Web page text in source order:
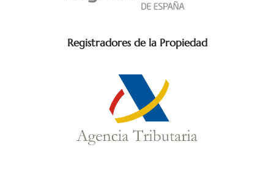
Registradores de la Propiedad